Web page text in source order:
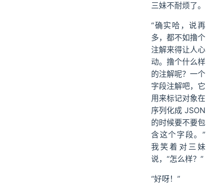
三妹不耐烦了。
“确实哈，说再
多，都不如撸个
注解来得让人心
动。撸个什么样
的注解呢？一个
字段注解吧，它
用来标记对象在
序列化成 JSON
的时候要不要包
含这个字段。”
我笑着对三妹
说，“怎么样？”
“好呀！”